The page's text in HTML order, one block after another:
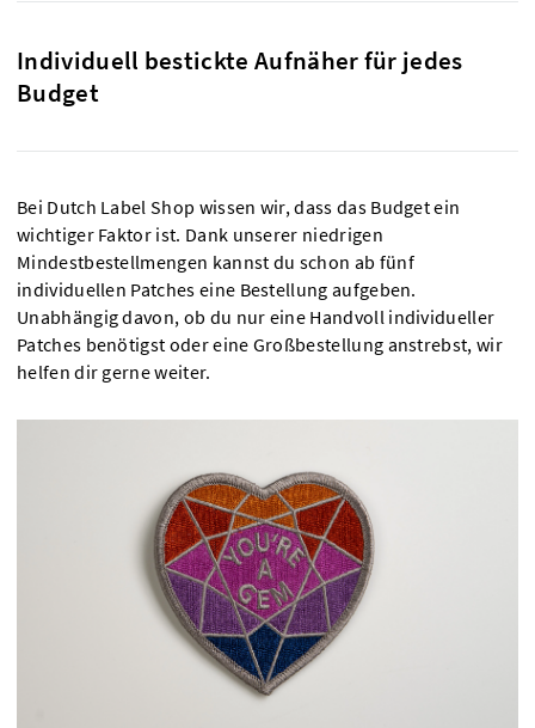
Individuell bestickte Aufnäher für jedes
Budget
Bei Dutch Label Shop wissen wir, dass das Budget ein
wichtiger Faktor ist. Dank unserer niedrigen
Mindestbestellmengen kannst du schon ab fünf
individuellen Patches eine Bestellung aufgeben.
Unabhängig davon, ob du nur eine Handvoll individueller
Patches benötigst oder eine Großbestellung anstrebst, wir
helfen dir gerne weiter.